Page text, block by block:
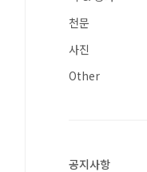
천문
사진
Other
공지사항